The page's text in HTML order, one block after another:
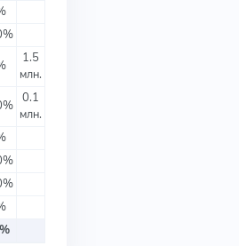
1.5
млн.
0.1
млн.